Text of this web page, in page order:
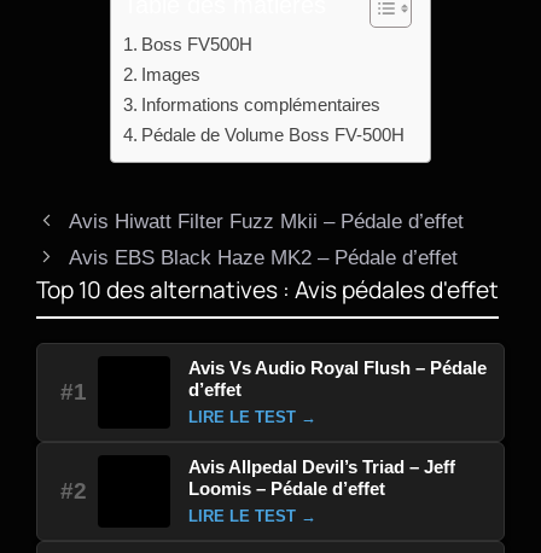
Boss FV500H
Images
Informations complémentaires
Pédale de Volume Boss FV-500H
Avis Hiwatt Filter Fuzz Mkii – Pédale d’effet
Avis EBS Black Haze MK2 – Pédale d’effet
Top 10 des alternatives : Avis pédales d'effet
#1
Avis Vs Audio Royal Flush – Pédale
d’effet
LIRE LE TEST →
#2
Avis Allpedal Devil’s Triad – Jeff
Loomis – Pédale d’effet
LIRE LE TEST →